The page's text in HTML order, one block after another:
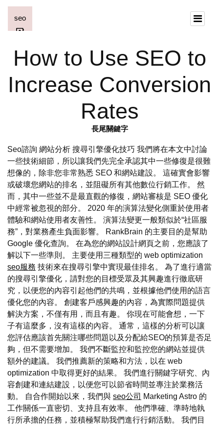
How to Use SEO to
Increase Conversion
Rates
長尾關鍵字
Seo諮詢 網站分析 搜尋引擎優化技巧 我們將在本文中討論
一些技術細節，所以讓我們先完全承認其中一些修復是很難
想像的，除非您非常熟悉 SEO 和網站建設。 這確實會影響
或破壞您網站的排名，並阻礙所有其他數位行銷工作。 然
而，其中一些並不是最直觀的修復，網站審核是 SEO 優化
中經常被忽視的部分。 2020 年的演算法變化側重於使用者
體驗和網站使用者友善性。 演算法變更一般類似於“社區服
務”，對業務產生負面影響。 RankBrain 的主要目的是幫助
Google 優化查詢。 在為您的網站設計網頁之前，您應該了
解以下一些準則。 主要使用三種類型的 web optimization
seo服務 技術來在搜尋引擎中實現最佳排名。 為了進行適當
的搜尋引擎優化，請對您的目標受眾及其興趣進行徹底研
究，以便您的內容引起他們的共鳴，並根據他們使用的語言
優化您的內容。 創建客戶感興趣的內容，為實際問題提供
解決方案，不僅有用，而且有趣。 你現在可能會想，一下
子有這麼多，沒有這樣的內容。 通常，這樣的分析可以讓
您評估應該首先關注哪些問題以及分配給SEO的預算是否足
夠，但不需要增加。 我們不斷監控和監控您的網站並提供
額外的建議。 我們推薦新的策略和方法，以在 web
optimization 中取得更好的結果。 我們進行關鍵字研究、內
容創建和連結建設，以便您可以節省時間並專注於業務活
動。 自合作開始以來，我們與 seo公司 Marketing Astro 的
工作關係一直密切、支持且有效率。 他們準確、準時地執
行所承擔的任務，並積極幫助我們進行行銷活動。 我們目